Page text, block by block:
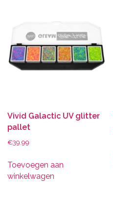
Vivid Galactic UV glitter
pallet
€39.99
Toevoegen aan
winkelwagen